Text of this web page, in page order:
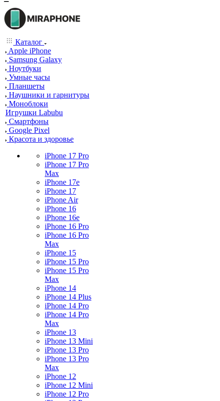
Каталог
Apple iPhone
Samsung Galaxy
Ноутбуки
Умные часы
Планшеты
Наушники и гарнитуры
Моноблоки
Игрушки Labubu
Смартфоны
Google Pixel
Красота и здоровье
iPhone 17 Pro
iPhone 17 Pro
Max
iPhone 17e
iPhone 17
iPhone Air
iPhone 16
iPhone 16e
iPhone 16 Pro
iPhone 16 Pro
Max
iPhone 15
iPhone 15 Pro
iPhone 15 Pro
Max
iPhone 14
iPhone 14 Plus
iPhone 14 Pro
iPhone 14 Pro
Max
iPhone 13
iPhone 13 Mini
iPhone 13 Pro
iPhone 13 Pro
Max
iPhone 12
iPhone 12 Mini
iPhone 12 Pro